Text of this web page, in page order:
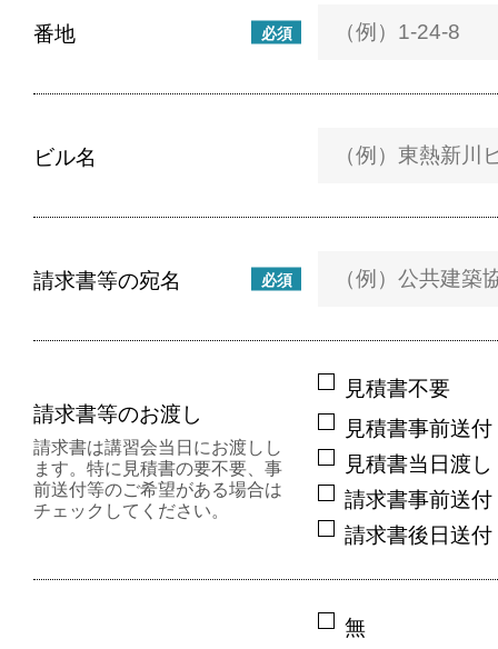
番地 必須
ビル名
請求書等の宛名 必須
請求書等のお渡し
請求書は講習会当日にお渡しし
ます。特に見積書の要不要、事
前送付等のご希望がある場合は
チェックしてください。
見積書不要
見積書事前送付
見積書当日渡し
請求書事前送付
請求書後日送付
無